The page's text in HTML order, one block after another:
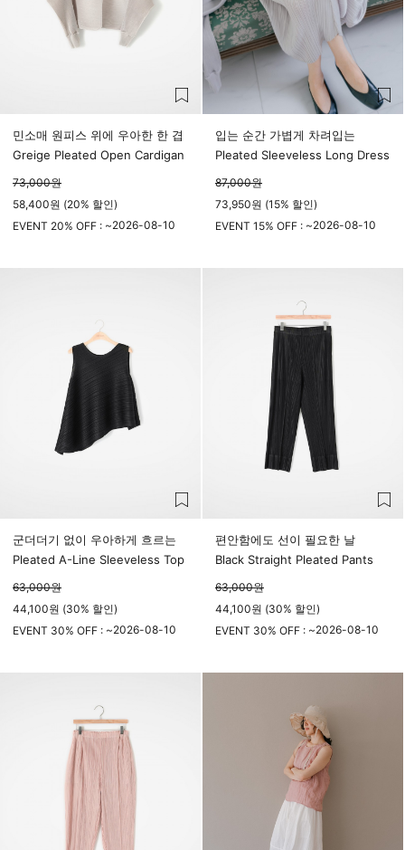
민소매 원피스 위에 우아한 한 겹
Greige Pleated Open Cardigan
73,000원
58,400원 (20% 할인)
EVENT 20% OFF : ~2026-08-10
입는 순간 가볍게 차려입는
Pleated Sleeveless Long Dress
87,000원
73,950원 (15% 할인)
EVENT 15% OFF : ~2026-08-10
군더더기 없이 우아하게 흐르는
Pleated A-Line Sleeveless Top
63,000원
44,100원 (30% 할인)
EVENT 30% OFF : ~2026-08-10
편안함에도 선이 필요한 날
Black Straight Pleated Pants
63,000원
44,100원 (30% 할인)
EVENT 30% OFF : ~2026-08-10